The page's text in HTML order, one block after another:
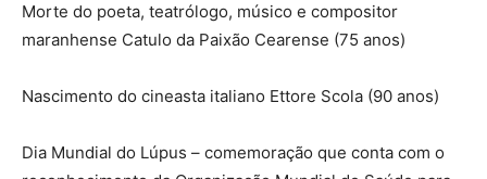
Morte do poeta, teatrólogo, músico e compositor
maranhense Catulo da Paixão Cearense (75 anos)
Nascimento do cineasta italiano Ettore Scola (90 anos)
Dia Mundial do Lúpus – comemoração que conta com o